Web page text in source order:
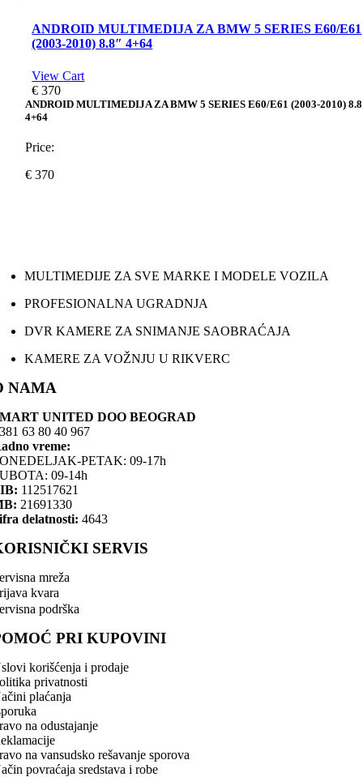
ANDROID MULTIMEDIJA ZA BMW 5 SERIES E60/E61
(2003-2010) 8.8″ 4+64
View Cart
€ 370
ANDROID MULTIMEDIJA ZA BMW 5 SERIES E60/E61 (2003-2010)
4+64
Price:
€ 370
MULTIMEDIJE ZA SVE MARKE I MODELE VOZILA
PROFESIONALNA UGRADNJA
DVR KAMERE ZA SNIMANJE SAOBRAĆAJA
KAMERE ZA VOŽNJU U RIKVERC
NAMA
UNITED DOO BEOGRAD
63 80 40 967
vreme:
PETAK: 09-17h
09-14h
112517621
21691330
delatnosti: 4643
SERVIS
mreža
kvara
podrška
PRI KUPOVINI
korišćenja i prodaje
privatnosti
plaćanja
na odustajanje
na vansudsko rešavanje sporova
povraćaja sredstava i robe